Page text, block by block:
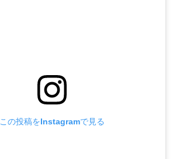
この投稿をInstagramで見る